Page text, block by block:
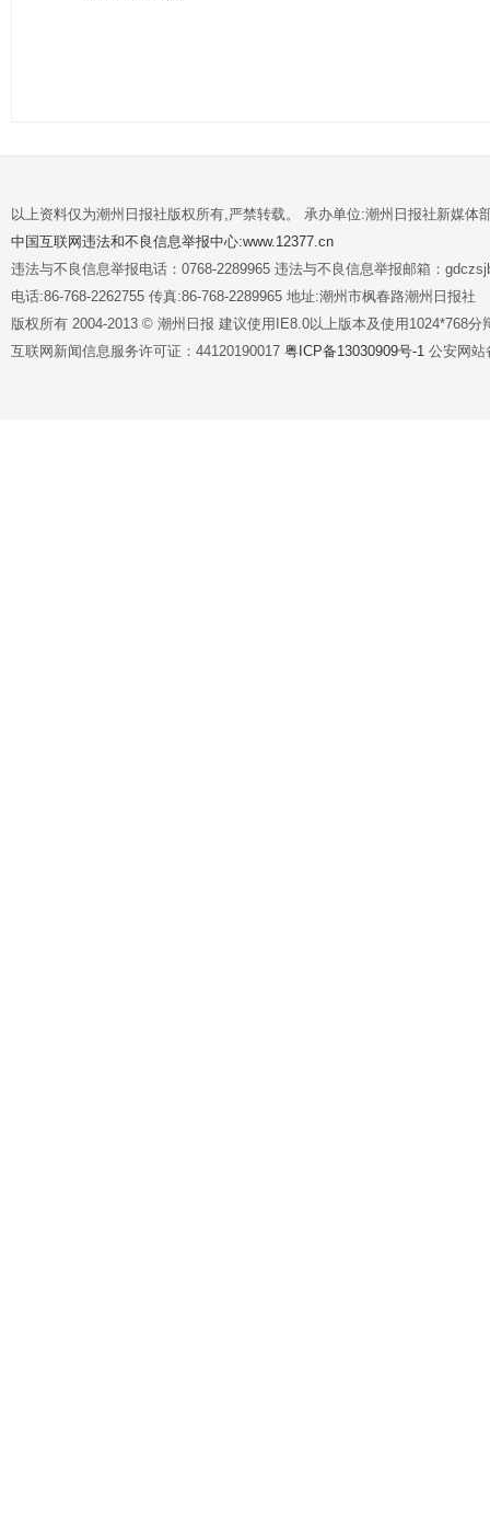
以上资料仅为潮州日报社版权所有,严禁转载。 承办单位:潮州日报社新媒体
中国互联网违法和不良信息举报中心:www.12377.cn
违法与不良信息举报电话：0768-2289965 违法与不良信息举报邮箱：
电话:86-768-2262755 传真:86-768-2289965 地址:潮州市枫春路潮州日报社
版权所有 2004-2013 © 潮州日报 建议使用IE8.0以上版本及使用1024*768分
互联网新闻信息服务许可证：44120190017 粤ICP备13030909号-1 公安网站